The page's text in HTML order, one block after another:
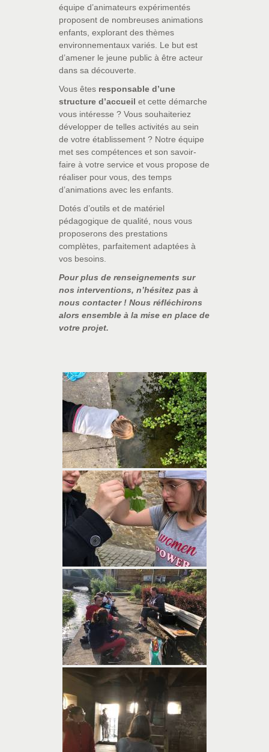
équipe d’animateurs expérimentés
proposent de nombreuses animations
enfants, explorant des thèmes
environnementaux variés. Le but est
d’amener le jeune public à être acteur
dans sa découverte.
Vous êtes responsable d’une
structure d’accueil et cette démarche
vous intéresse ? Vous souhaiteriez
développer de telles activités au sein
de votre établissement ? Notre équipe
met ses compétences et son savoir-
faire à votre service et vous propose de
réaliser pour vous, des temps
d’animations avec les enfants.
Dotés d’outils et de matériel
pédagogique de qualité, nous vous
proposerons des prestations
complètes, parfaitement adaptées à
vos besoins.
Pour plus de renseignements sur
nos interventions, n’hésitez pas à
nous contacter ! Nous réfléchirons
alors ensemble à la mise en place de
votre projet.